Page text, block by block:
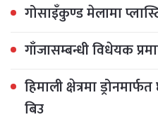
गोसाइँकुण्ड मेलामा
गाँजासम्बन्धी विधेयक
हिमाली क्षेत्रमा
बिउ